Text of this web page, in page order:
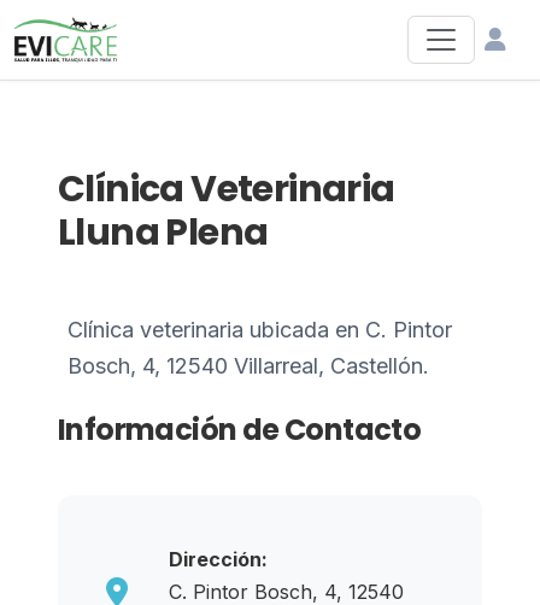
Clínica Veterinaria
Lluna Plena
Clínica veterinaria ubicada en C. Pintor
Bosch, 4, 12540 Villarreal, Castellón.
Información de Contacto
Dirección:
C. Pintor Bosch, 4, 12540